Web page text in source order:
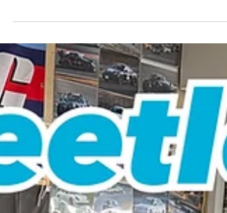
ルスイッチが壊れていたので新しいものに変更し
ーという話をしていました💦 そこで、後部座席
上げなくてもスイッチが切れるようにスイッチを
移設です🙌...